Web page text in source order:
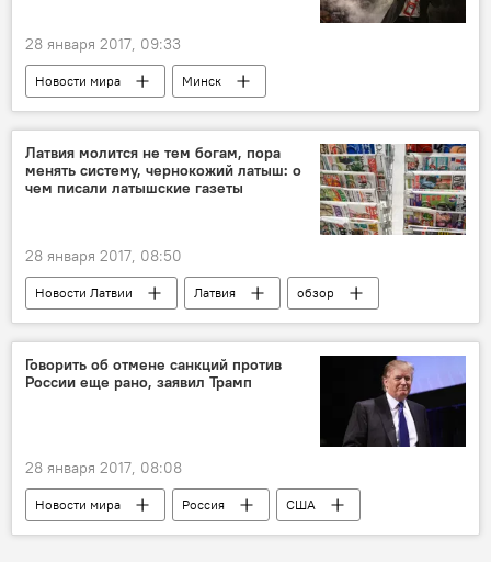
28 января 2017, 09:33
Новости мира
Минск
Александр Тиханович
Верасы
Латвия молится не тем богам, пора
менять систему, чернокожий латыш: о
чем писали латышские газеты
28 января 2017, 08:50
Новости Латвии Латвия
обзор
Обзор латышских СМИ
Говорить об отмене санкций против
России еще рано, заявил Трамп
28 января 2017, 08:08
Новости мира Россия
США
Дональд Трамп